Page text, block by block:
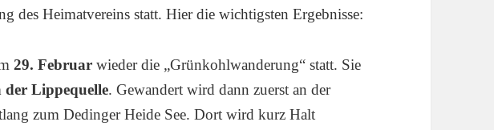
des Heimatvereins statt. Hier die wichtigsten Ergebnisse:
29. Februar wieder die „Grünkohlwanderung“ statt. Sie
der Lippequelle. Gewandert wird dann zuerst an der
zum Dedinger Heide See. Dort wird kurz Halt